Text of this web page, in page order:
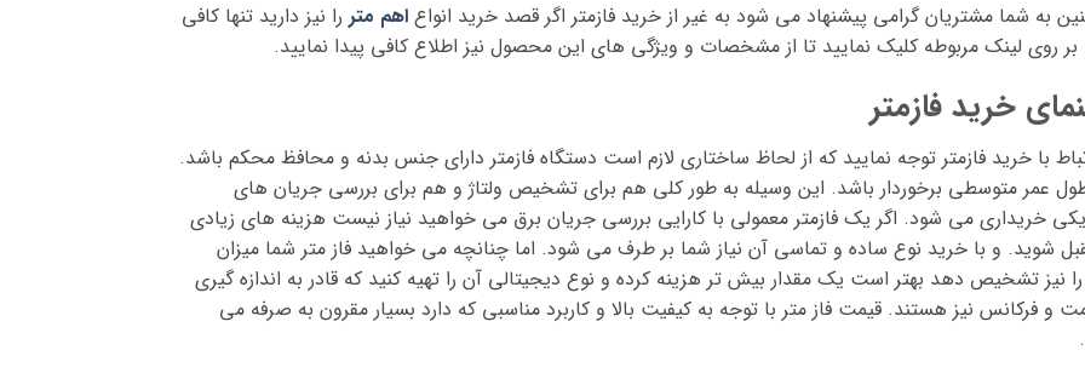
به شما مشتریان گرامی پیشنهاد می شود به غیر از خرید فازمتر اگر قصد خرید انواع اهم متر را نیز دارید تنها کافی
روی لینک مربوطه کلیک نمایید تا از مشخصات و ویژگی های این محصول نیز اطلاع کافی پیدا نمایید.
خرید فازمتر
با خرید فازمتر توجه نمایید که از لحاظ ساختاری لازم است دستگاه فازمتر دارای جنس بدنه و محافظ محکم باشد.
عمر متوسطی برخوردار باشد. این وسیله به طور کلی هم برای تشخیص ولتاژ و هم برای بررسی جریان های
خریداری می شود. اگر یک فازمتر معمولی با کارایی بررسی جریان برق می خواهید نیاز نیست هزینه های زیادی
شوید. و با خرید نوع ساده و تماسی آن نیاز شما بر طرف می شود. اما چنانچه می خواهید فاز متر شما میزان
نیز تشخیص دهد بهتر است یک مقدار بیش تر هزینه کرده و نوع دیجیتالی آن را تهیه کنید که قادر به اندازه گیری
و فرکانس نیز هستند. قیمت فاز متر با توجه به کیفیت بالا و کاربرد مناسبی که دارد بسیار مقرون به صرفه می